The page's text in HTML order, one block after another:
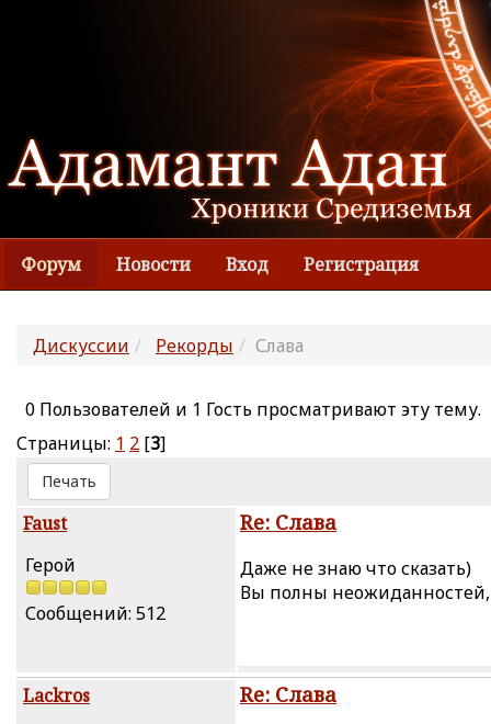
Форум Новости Вход Регистрация
Дискуссии Рекорды Слава
0 Пользователей и 1 Гость просматривают эту тему.
Страницы: 1 2 [3]
Печать
Faust
Герой
Сообщений: 512
Re: Слава
Даже не знаю что сказать)
Вы полны неожиданностей,
Lackros
Re: Слава